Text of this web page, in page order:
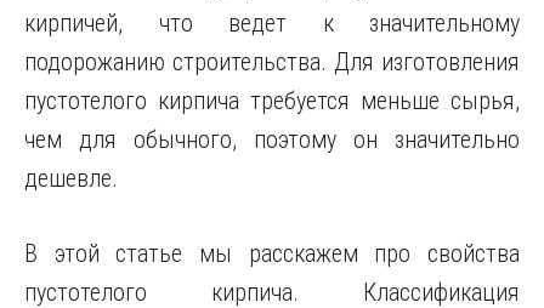
кирпичей, что ведет к значительному
подорожанию строительства. Для изготовления
пустотелого кирпича требуется меньше сырья,
чем для обычного, поэтому он значительно
дешевле.
В этой статье мы расскажем про свойства
пустотелого кирпича. Классификация